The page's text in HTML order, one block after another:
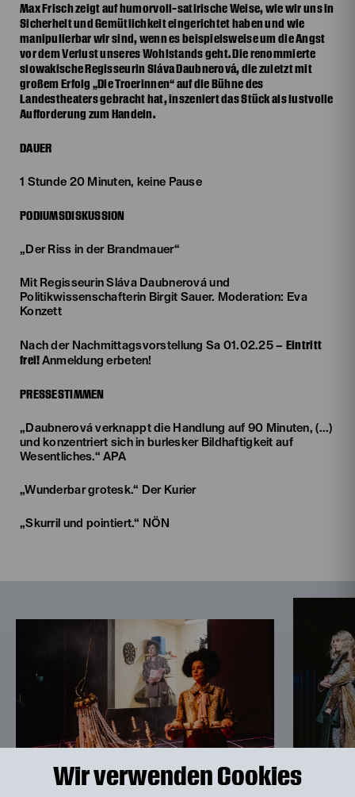
Wir verwenden Cookies
Max Frisch zeigt auf humorvoll-satirische Weise, wie wir uns in
Sicherheit und Gemütlichkeit eingerichtet haben und wie
manipulierbar wir sind, wenn es beispielsweise um die Angst
vor dem Verlust unseres Wohlstands geht. Die renommierte
slowakische Regisseurin Sláva Daubnerová, die zuletzt mit
großem Erfolg „Die Troerinnen“ auf die Bühne des
Landestheaters gebracht hat, inszeniert das Stück als lustvolle
Aufforderung zum Handeln.
DAUER
1 Stunde 20 Minuten, keine Pause
PODIUMSDISKUSSION
„Der Riss in der Brandmauer“
Mit Regisseurin Sláva Daubnerová und
Politikwissenschafterin Birgit Sauer. Moderation: Eva
Konzett
Nach der Nachmittagsvorstellung Sa 01.02.25 – Eintritt
frei! Anmeldung erbeten!
PRESSESTIMMEN
„Daubnerová verknappt die Handlung auf 90 Minuten, (...)
und konzentriert sich in burlesker Bildhaftigkeit auf
Wesentliches.“ APA
„Wunderbar grotesk.“ Der Kurier
„Skurril und pointiert.“ NÖN